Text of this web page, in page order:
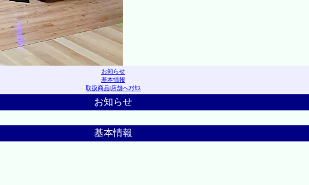
お知らせ
基本情報
取扱商品|店舗へｱｸｾｽ
お知らせ
基本情報